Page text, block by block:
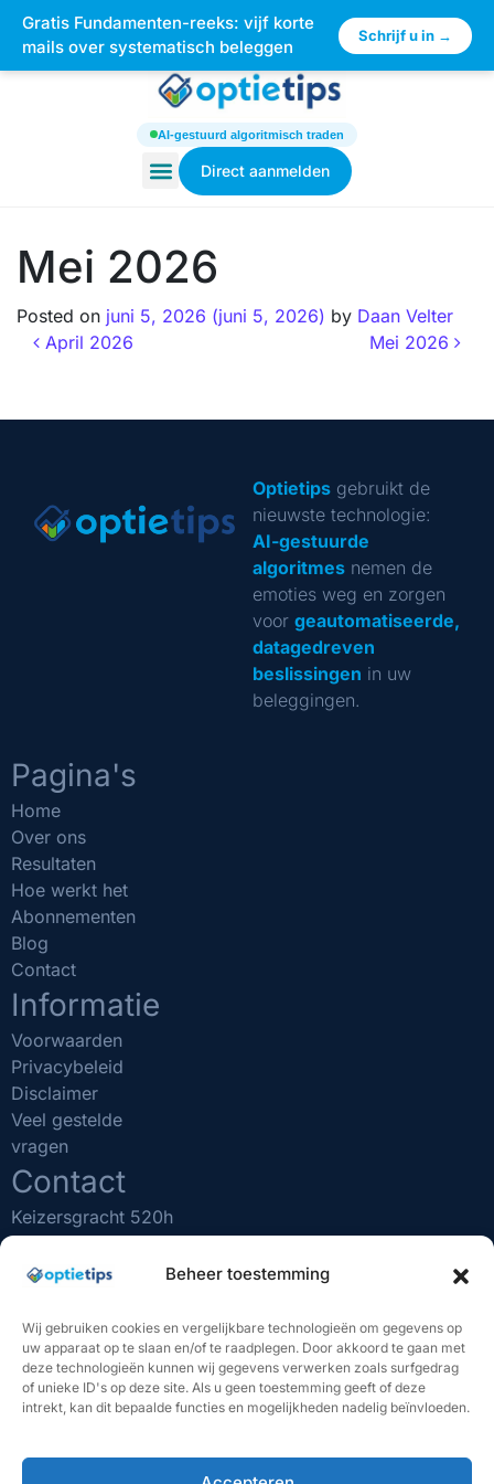
Beheer toestemming
Wij gebruiken cookies en vergelijkbare technologieën om gegevens op
uw apparaat op te slaan en/of te raadplegen. Door akkoord te gaan met
deze technologieën kunnen wij gegevens verwerken zoals surfgedrag
of unieke ID's op deze site. Als u geen toestemming geeft of deze
intrekt, kan dit bepaalde functies en mogelijkheden nadelig beïnvloeden.
AI-gestuurd algoritmisch traden
Direct aanmelden
Mei 2026
Posted on juni 5, 2026 (juni 5, 2026) by Daan Velter
April 2026
Mei 2026
Optietipsgebruikt de
nieuwste technologie:
AI-gestuurde
algoritmesnemen de
emoties weg en zorgen
voor geautomatiseerde,
datagedreven
beslissingen in uw
beleggingen.
Pagina's
Home
Over ons
Resultaten
Hoe werkt het
Abonnementen
Blog
Contact
Informatie
Voorwaarden
Privacybeleid
Disclaimer
Veel gestelde
vragen
Contact
Keizersgracht 520h
1017 EK Amsterdam
(020) 231 0610
KVK nr: 75481731
BELANGRIJK OM TE WETEN
"Beleggen brengt risico's met zich mee. U kunt (een deel
van) uw inleg verliezen. De handelssignalen van Optietips
verantwoordelijk voor uw eigen beleggingsbeslissingen. In
het verleden behaalde resultaten bieden geen garantie
Gratis Fundamenten-reeks: vijf korte
mails over systematisch beleggen
Schrijf u in → ×